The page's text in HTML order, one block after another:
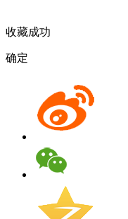
收藏成功
确定